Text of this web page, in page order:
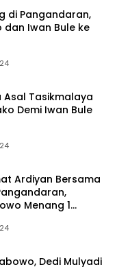
di Pangandaran,
Iwan Bule ke
Asal Tasikmalaya
Demi Iwan Bule
Ardiyan Bersama
Menang 1
Dedi Mulyadi